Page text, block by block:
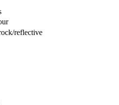
reflective